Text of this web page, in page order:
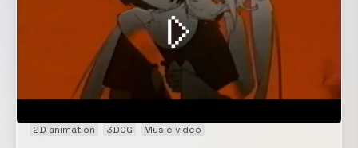
2D animation 3DCG Music video